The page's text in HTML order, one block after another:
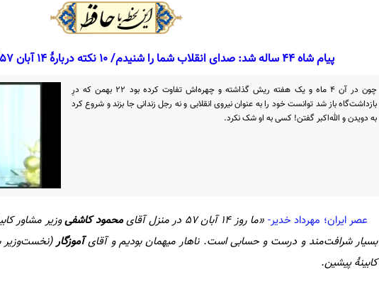
پیام شاه 44 ساله شد: صدا‌ی انقلاب شما را شنیدم/ 10 نکته دربارۀ 14 آبان 57/ نویسندۀ متن که بود؟
چون در آن 4 ماه و یک هفته ریش گذاشته و چهره‌اش تفاوت کرده بود 22 بهمن که درِ
بازداشت‌گاه باز شد توانست خود را به عنوان نیروی انقلابی و نه رجل زندانی جا بزند و شروع کرد
به دویدن و الله‌اکبر گفتن! کسی به او شک نکرد.
عصر ایران؛ مهرداد خدیر- «ما روز 14 آبان 57 در منزل آقای محمود کاشفیوزیر مشاور
بسیار شرافت‌مند و درست و حسابی است. ناهار میهمان بودیم و آقایآموزگار(نخست‌وزیر
کابینۀ پیشین.